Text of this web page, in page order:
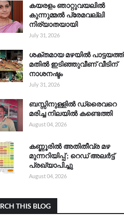
കയരളം ഞാറ്റുവയലിൽ
കുന്നുമ്മൽ പ്രേമവല്ലി
നിര്യാതയായി
July 31, 2026
ശക്തമായ മഴയിൽ പാട്ടയത്ത്
മതിൽ ഇടിഞ്ഞുവീണ് വീടിന്
നാശനഷ്ടം
July 31, 2026
ബസ്സിനുള്ളിൽ ഡ്രൈവറെ
മരിച്ച നിലയിൽ കണ്ടെത്തി
August 04, 2026
കണ്ണൂരിൽ അതിതീവ്ര മഴ
മുന്നറിയിപ്പ് ; റെഡ് അലർട്ട്
പ്രഖ്യാപിച്ചു
August 04, 2026
THIS BLOG